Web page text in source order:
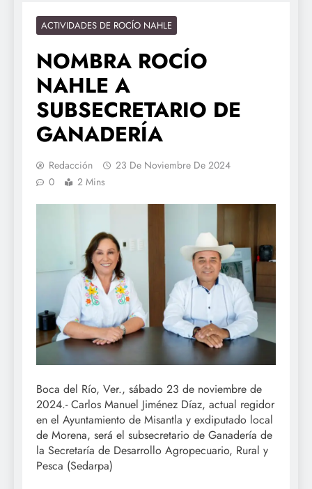
ACTIVIDADES DE ROCÍO NAHLE
NOMBRA ROCÍO
NAHLE A
SUBSECRETARIO DE
GANADERÍA
Redacción
23 De Noviembre De 2024
0
2 Mins
Boca del Río, Ver., sábado 23 de noviembre de
2024.- Carlos Manuel Jiménez Díaz, actual regidor
en el Ayuntamiento de Misantla y exdiputado local
de Morena, será el subsecretario de Ganadería de
la Secretaría de Desarrollo Agropecuario, Rural y
Pesca (Sedarpa)